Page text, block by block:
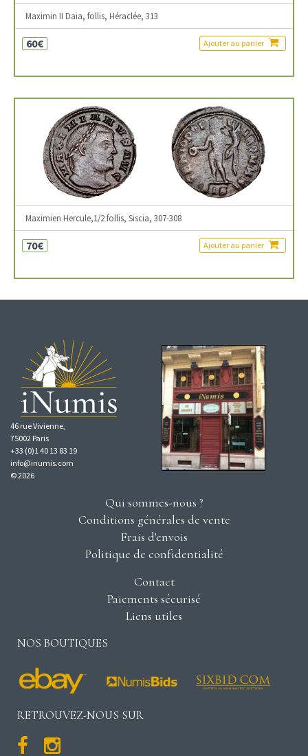
Maximin II Daia, follis, Héraclée, 313
60€ Ajouter au panier
Maximien Hercule,1/2 follis, Siscia, 307-308
70€ Ajouter au panier
46 rue Vivienne,
75002 Paris
+33 (0)1 40 13 83 19
info@inumis.com
© 2026
Qui sommes-nous ?
Conditions générales de vente
Frais d'envois
Politique de confidentialité
Contact
Paiements sécurisé
Liens utiles
NOS BOUTIQUES
RETROUVEZ-NOUS SUR